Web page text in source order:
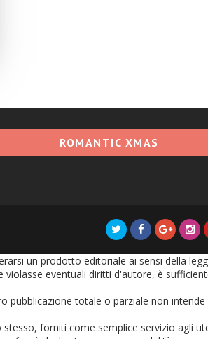
ROMANTIC XMAS
un prodotto editoriale ai sensi della
eventuali diritti d'autore, è
totale o parziale non
forniti come semplice servizio agli